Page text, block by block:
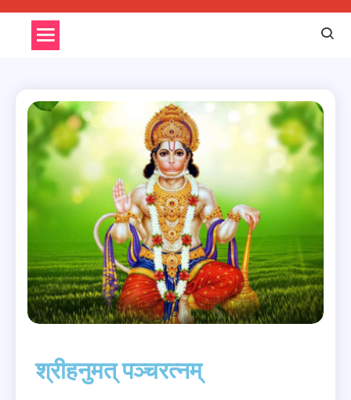
श्रीहनुमत् पञ्चरत्नम्